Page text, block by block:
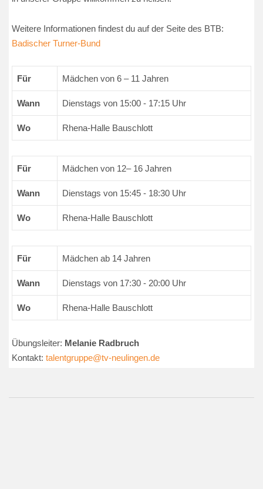
Weitere Informationen findest du auf der Seite des BTB:
Badischer Turner-Bund
Für Mädchen von 6 – 11 Jahren
Wann Dienstags von 15:00 - 17:15 Uhr
Wo Rhena-Halle Bauschlott
Für Mädchen von 12– 16 Jahren
Wann Dienstags von 15:45 - 18:30 Uhr
Wo Rhena-Halle Bauschlott
Für Mädchen ab 14 Jahren
Wann Dienstags von 17:30 - 20:00 Uhr
Wo Rhena-Halle Bauschlott
Übungsleiter: Melanie Radbruch
Kontakt: talentgruppe@tv-neulingen.de